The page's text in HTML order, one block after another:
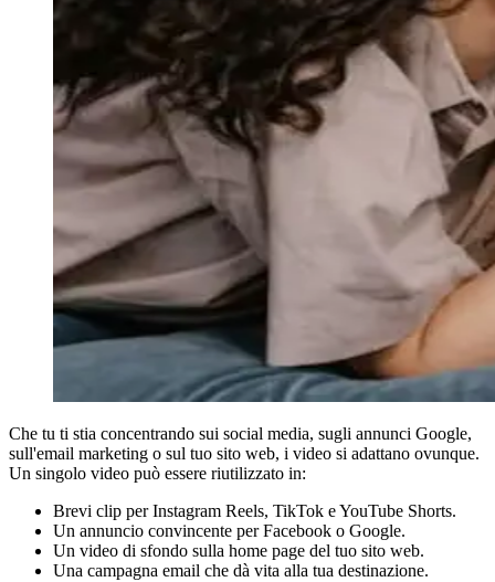
Che tu ti stia concentrando sui social media, sugli annunci Google,
sull'email marketing o sul tuo sito web, i video si adattano ovunque.
Un singolo video può essere riutilizzato in:
Brevi clip per Instagram Reels, TikTok e YouTube Shorts.
Un annuncio convincente per Facebook o Google.
Un video di sfondo sulla home page del tuo sito web.
Una campagna email che dà vita alla tua destinazione.